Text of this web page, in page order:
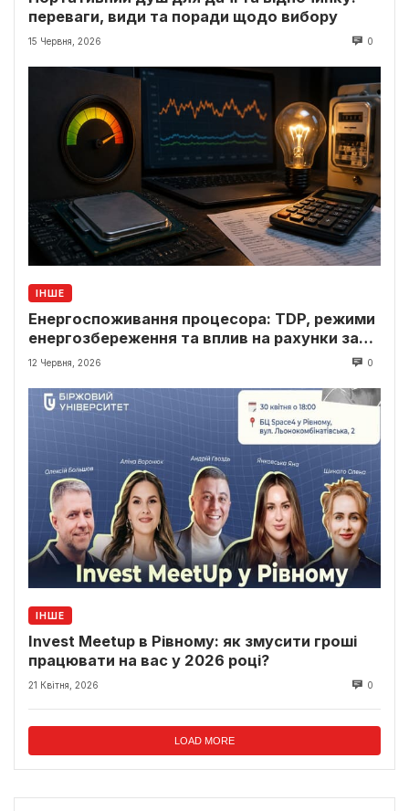
переваги, види та поради щодо вибору
15 Червня, 2026 0
ІНШЕ
Енергоспоживання процесора: TDP, режими
енергозбереження та вплив на рахунки за
світло
12 Червня, 2026 0
ІНШЕ
Invest Meetup в Рівному: як змусити гроші
працювати на вас у 2026 році?
21 Квітня, 2026 0
LOAD MORE